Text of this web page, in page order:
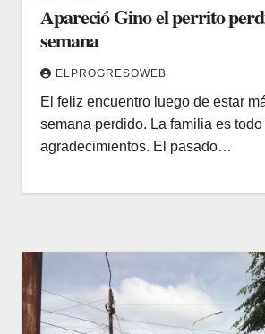
Apareció Gino el perrito
semana
ELPROGRESOWEB
El feliz encuentro luego de estar
semana perdido. La familia es
agradecimientos. El pasado…